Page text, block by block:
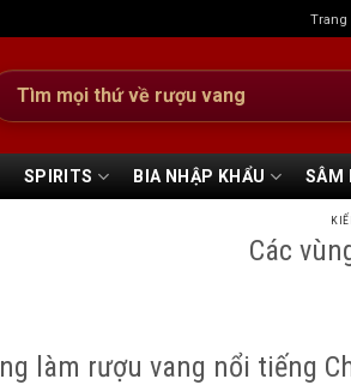
Trang
SPIRITS BIA NHẬP KHẨU SÂM
Các
làm rượu vang nổi tiếng